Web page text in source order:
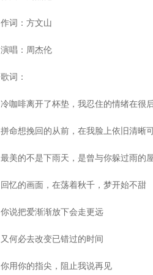
作词：方文山
演唱：周杰伦
歌词：
冷咖啡离开了杯垫，我忍住的情绪在很
拼命想挽回的从前，在我脸上依旧清晰
最美的不是下雨天，是曾与你躲过雨的
回忆的画面，在荡着秋千，梦开始不甜
你说把爱渐渐放下会走更远
又何必去改变已错过的时间
你用你的指尖，阻止我说再见